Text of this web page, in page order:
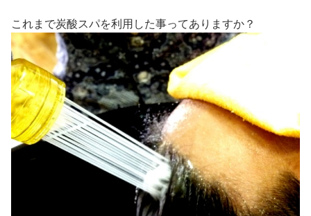
これまで炭酸スパを利用した事ってありますか？